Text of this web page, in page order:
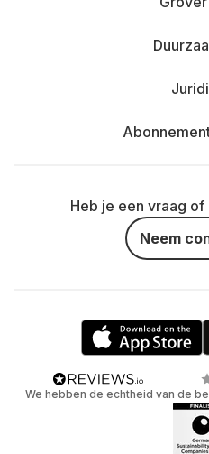
Heb je een vraag
Neem
We hebben de echtheid van de